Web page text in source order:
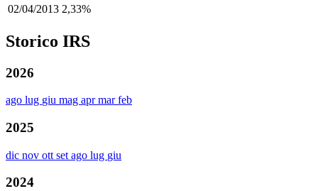
02/04/2013 2,33%
Storico IRS
2026
ago lug giu mag aprmarfeb
2025
dic nov ott set ago lug giu
2024